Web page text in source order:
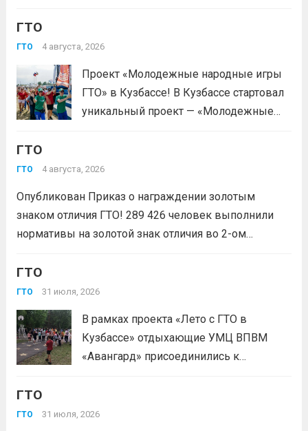
муниципальных и регионального
нормативы комплекса ГТО сочетаются
с народными играми, силовыми шоу и
инновационными надувными
ГТО
ГТО 4 августа, 2026
Проект «Молодежные народные игры
ГТО» в Кузбассе! В Кузбассе стартовал
уникальный проект — «Молодежные
молодежных проектов среди
1сезон»! Проект направлен на
популяризацию Всероссийского
физкультурно-спортивного комплекса
ГТО
ГТО 4 августа, 2026
Опубликован Приказ о награждении золотым
знаком отличия ГТО! 289 426 человек выполнили
нормативы на золотой знак отличия во 2-ом
млн человек по всей стране проверили свои силы в
испытаниях ГТО. Приказ...
ГТО
ГТО 31 июля, 2026
В рамках проекта «Лето с ГТО в
Кузбассе» отдыхающие УМЦ ВПВМ
«Авангард» присоединились к
«Авангарда» не просто проверкой
ГТО
ГТО 31 июля, 2026